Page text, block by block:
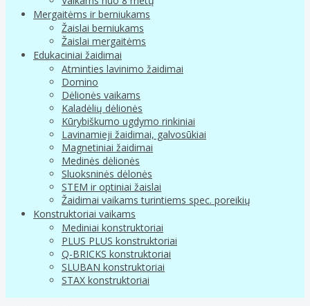
Mergaitėms ir berniukams
Žaislai berniukams
Žaislai mergaitėms
Edukaciniai žaidimai
Atminties lavinimo žaidimai
Domino
Dėlionės vaikams
Kaladėlių dėlionės
Kūrybiškumo ugdymo rinkiniai
Lavinamieji žaidimai, galvosūkiai
Magnetiniai žaidimai
Medinės dėlionės
Sluoksninės dėlonės
STEM ir optiniai žaislai
Žaidimai vaikams turintiems spec. poreikių
Konstruktoriai vaikams
Mediniai konstruktoriai
PLUS PLUS konstruktoriai
Q-BRICKS konstruktoriai
SLUBAN konstruktoriai
STAX konstruktoriai